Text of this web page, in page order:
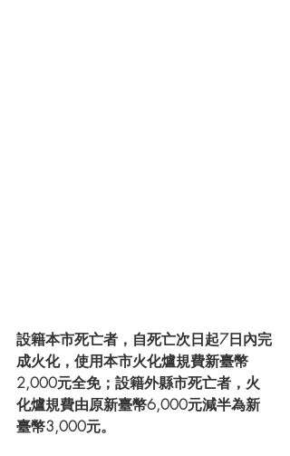
設籍本市死亡者，自死亡次日起7日內完
成火化，使用本市火化爐規費新臺幣
2,000元全免；設籍外縣市死亡者，火
化爐規費由原新臺幣6,000元減半為新
臺幣3,000元。